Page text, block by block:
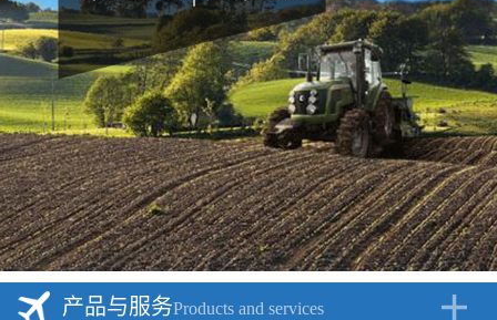
产品与服务Products and services